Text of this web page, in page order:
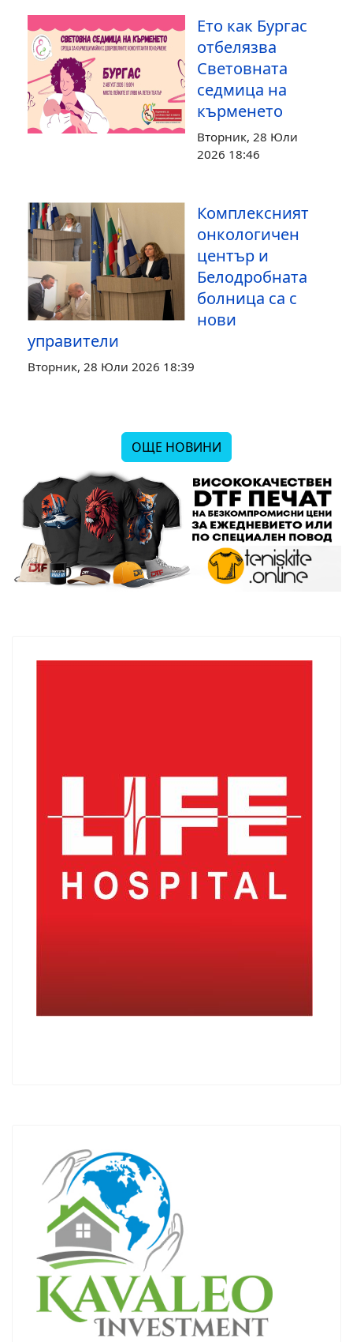
Ето как Бургас
отбелязва
Световната
седмица на
кърменето
Вторник, 28 Юли
2026 18:46
Комплексният
онкологичен
център и
Белодробната
болница са с
нови
управители
Вторник, 28 Юли 2026 18:39
ОЩЕ НОВИНИ